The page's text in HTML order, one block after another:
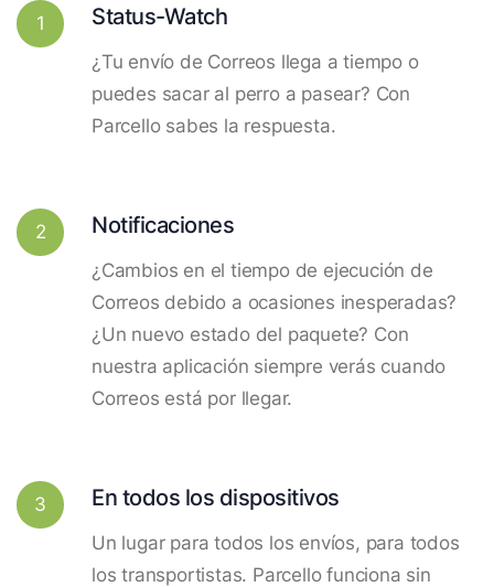
1 Status-Watch
¿Tu envío de Correos llega a tiempo o
puedes sacar al perro a pasear? Con
Parcello sabes la respuesta.
2 Notificaciones
¿Cambios en el tiempo de ejecución de
Correos debido a ocasiones inesperadas?
¿Un nuevo estado del paquete? Con
nuestra aplicación siempre verás cuando
Correos está por llegar.
3 En todos los dispositivos
Un lugar para todos los envíos, para todos
los transportistas. Parcello funciona sin